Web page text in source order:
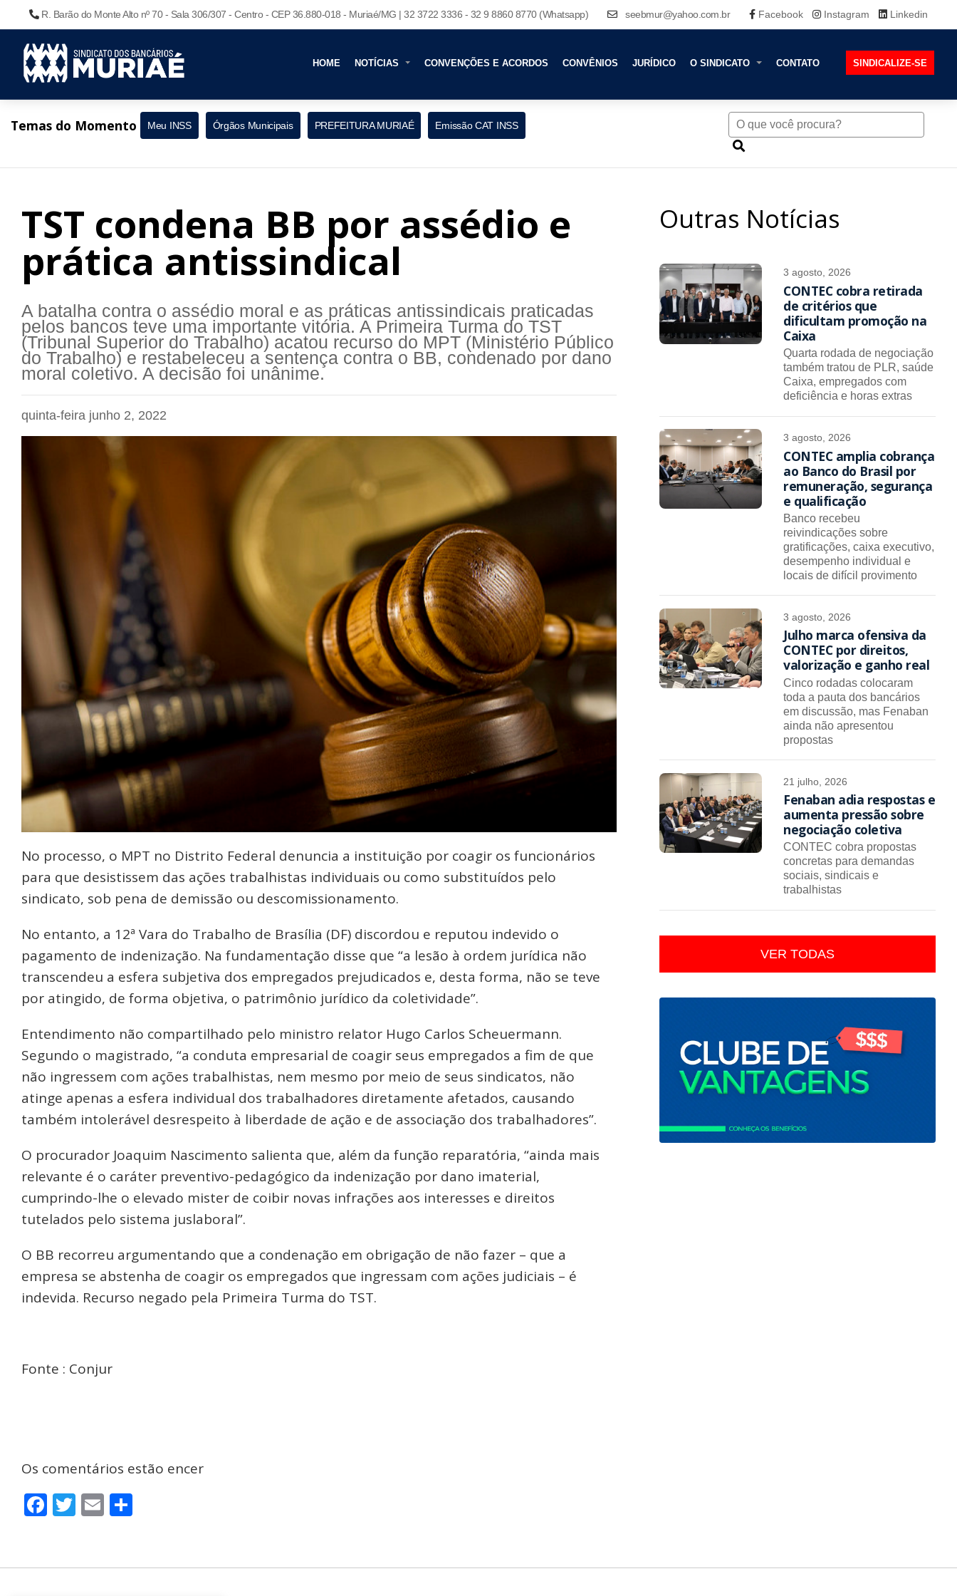
R. Barão do Monte Alto nº 70 - Sala 306/307 - Centro - CEP 36.880-018 - Muriaé/MG | 32 3722 3336 - 32 9 8860 8770 (Whatsapp) seebmur@yahoo.com.br Facebook Instagram Linkedin
HOME NOTÍCIAS CONVENÇÕES E ACORDOS CONVÊNIOS JURÍDICO O SINDICATO CONTATO SINDICALIZE-SE
Temas do Momento Meu INSS Órgãos Municipais PREFEITURA MURIAÉ Emissão CAT INSS
TST condena BB por assédio e
prática antissindical
A batalha contra o assédio moral e as práticas antissindicais praticadas
pelos bancos teve uma importante vitória. A Primeira Turma do TST
(Tribunal Superior do Trabalho) acatou recurso do MPT (Ministério Público
do Trabalho) e restabeleceu a sentença contra o BB, condenado por dano
moral coletivo. A decisão foi unânime.
quinta-feira junho 2, 2022
No processo, o MPT no Distrito Federal denuncia a instituição por coagir os funcionários
para que desistissem das ações trabalhistas individuais ou como substituídos pelo
sindicato, sob pena de demissão ou descomissionamento.
No entanto, a 12ª Vara do Trabalho de Brasília (DF) discordou e reputou indevido o
pagamento de indenização. Na fundamentação disse que “a lesão à ordem jurídica não
transcendeu a esfera subjetiva dos empregados prejudicados e, desta forma, não se teve
por atingido, de forma objetiva, o patrimônio jurídico da coletividade”.
Entendimento não compartilhado pelo ministro relator Hugo Carlos Scheuermann.
Segundo o magistrado, “a conduta empresarial de coagir seus empregados a fim de que
não ingressem com ações trabalhistas, nem mesmo por meio de seus sindicatos, não
atinge apenas a esfera individual dos trabalhadores diretamente afetados, causando
também intolerável desrespeito à liberdade de ação e de associação dos trabalhadores”.
O procurador Joaquim Nascimento salienta que, além da função reparatória, “ainda mais
relevante é o caráter preventivo-pedagógico da indenização por dano imaterial,
cumprindo-lhe o elevado mister de coibir novas infrações aos interesses e direitos
tutelados pelo sistema juslaboral”.
O BB recorreu argumentando que a condenação em obrigação de não fazer – que a
empresa se abstenha de coagir os empregados que ingressam com ações judiciais – é
indevida. Recurso negado pela Primeira Turma do TST.
Fonte : Conjur
Os comentários estão encer
Facebook
Twitter
Email
Outras Notícias
3 agosto, 2026
CONTEC cobra retirada
de critérios que
dificultam promoção na
Caixa
Quarta rodada de negociação
também tratou de PLR, saúde
Caixa, empregados com
deficiência e horas extras
3 agosto, 2026
CONTEC amplia cobrança
ao Banco do Brasil por
remuneração, segurança
e qualificação
Banco recebeu
reivindicações sobre
gratificações, caixa executivo,
desempenho individual e
locais de difícil provimento
3 agosto, 2026
Julho marca ofensiva da
CONTEC por direitos,
valorização e ganho real
Cinco rodadas colocaram
toda a pauta dos bancários
em discussão, mas Fenaban
ainda não apresentou
propostas
21 julho, 2026
Fenaban adia respostas e
aumenta pressão sobre
negociação coletiva
CONTEC cobra propostas
concretas para demandas
sociais, sindicais e
trabalhistas
VER TODAS